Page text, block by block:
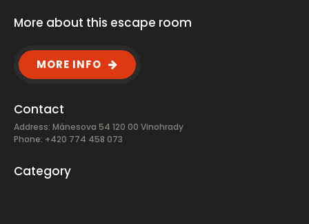
More about this escape room
MORE INFO
Contact
Address: Mánesova 54 120 00 Vinohrady
Phone: +420 774 458 073
Category